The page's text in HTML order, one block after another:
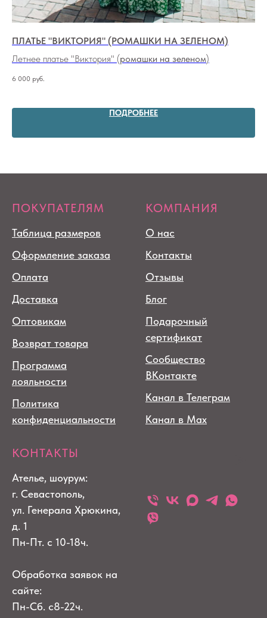
ПЛАТЬЕ "ВИКТОРИЯ" (РОМАШКИ НА ЗЕЛЕНОМ)
Летнее платье "Виктория" (ромашки на зеленом)
6 000 руб.
ПОДРОБНЕЕ
ПОКУПАТЕЛЯМ
Таблица размеров
Оформление заказа
Оплата
Доставка
Оптовикам
Возврат товара
Программа
лояльности
Политика
конфиденциальности
КОМПАНИЯ
О нас
Контакты
Отзывы
Блог
Подарочный
сертификат
Сообщество
ВКонтакте
Канал в Телеграм
Канал в Max
КОНТАКТЫ
Ателье, шоурум:
г. Севастополь,
ул. Генерала Хрюкина,
д. 1
Пн-Пт. с 10-18ч.
Обработка заявок на
сайте:
Пн-Сб. с8-22ч.